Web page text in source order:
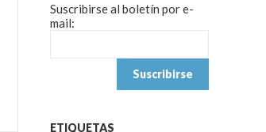
Suscribirse al boletín por e-
mail:
ETIQUETAS